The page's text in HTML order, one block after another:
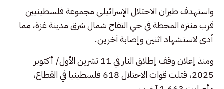
واستهدف طيران الاحتلال الإسرائيلي مجموعة فلسطينيين
قرب منتزه المحطة في حي التفاح شمال شرق مدينة غزة، مما
أدى لاستشهاد اثنين وإصابة آخرين.
ومنذ إعلان وقف إطلاق النار في 11 تشرين الأول/ أكتوبر
2025، قتلت قوات الاحتلال 618 فلسطينيا في القطاع،